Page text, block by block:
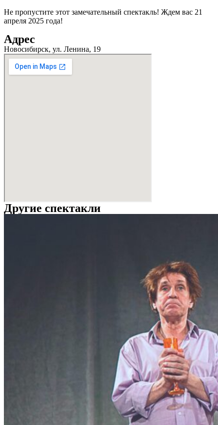
Не пропустите этот замечательный спектакль! Ждем вас 21
апреля 2025 года!
Адрес
Новосибирск, ул. Ленина, 19
Другие спектакли